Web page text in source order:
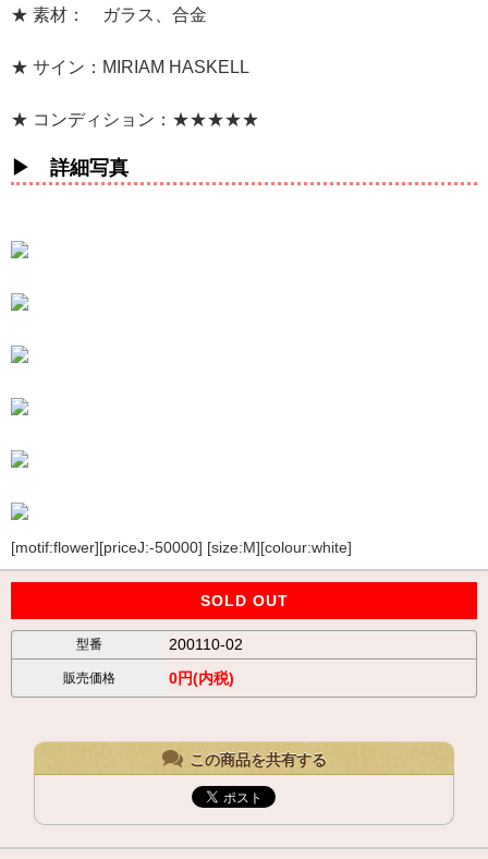
★ 素材： ガラス、合金
★ サイン：MIRIAM HASKELL
★ コンディション：★★★★★
▶ 詳細写真
[motif:flower][priceJ:-50000] [size:M][colour:white]
SOLD OUT
型番 200110-02
販売価格 0円(内税)
この商品を共有する